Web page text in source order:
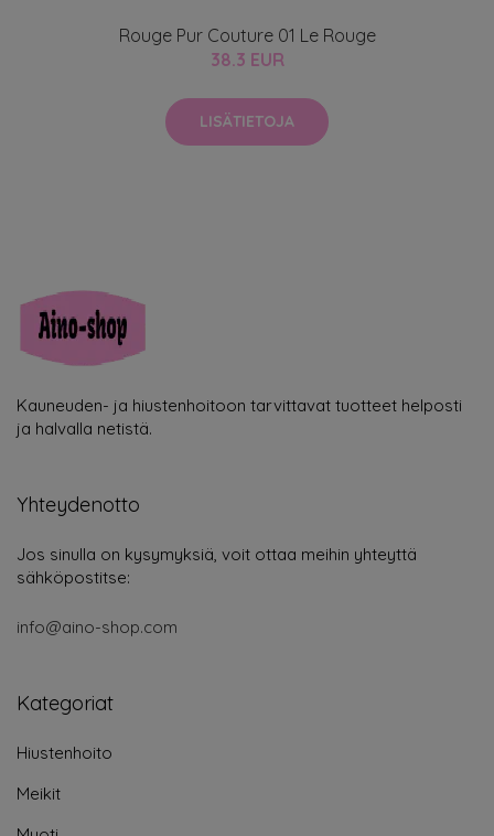
Rouge Pur Couture 01 Le Rouge
38.3 EUR
LISÄTIETOJA
Kauneuden- ja hiustenhoitoon tarvittavat tuotteet helposti
ja halvalla netistä.
Yhteydenotto
Jos sinulla on kysymyksiä, voit ottaa meihin yhteyttä
sähköpostitse:
info@aino-shop.com
Kategoriat
Hiustenhoito
Meikit